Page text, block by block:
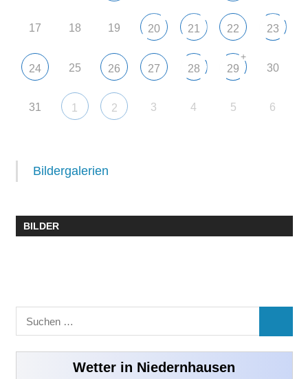
17 18 19 20 21 22 23
24 25 26 27 28 29
+
30
31 1 2 3 4 5 6
Bildergalerien
BILDER
Suchen
nach:
Wetter in Niedernhausen